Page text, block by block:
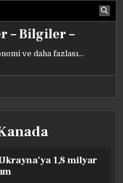
– Bilgiler –
ve daha fazlası…
1,8 milyar